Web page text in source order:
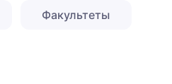
Факультеты